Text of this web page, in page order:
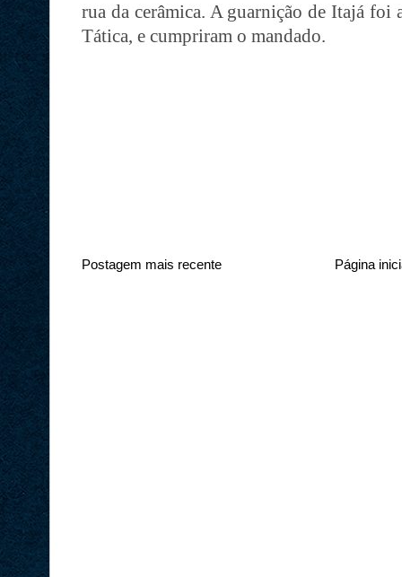
rua da cerâmica. A guarnição de Itajá
Tática, e cumpriram o mandado.
Postagem mais recente Página